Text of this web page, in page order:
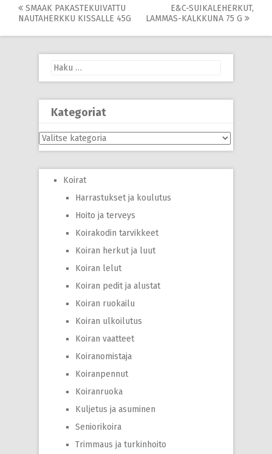
Post
SMAAK PAKASTEKUIVATTU
NAUTAHERKKU KISSALLE 45G
E&C-SUIKALEHERKUT,
LAMMAS-KALKKUNA 75 G
Haku:
Kategoriat
Kategoriat
Koirat
Harrastukset ja koulutus
Hoito ja terveys
Koirakodin tarvikkeet
Koiran herkut ja luut
Koiran lelut
Koiran pedit ja alustat
Koiran ruokailu
Koiran ulkoilutus
Koiran vaatteet
Koiranomistaja
Koiranpennut
Koiranruoka
Kuljetus ja asuminen
Seniorikoira
Trimmaus ja turkinhoito